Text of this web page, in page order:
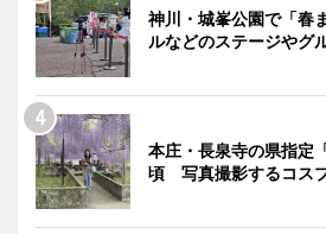
神川・城峯公園で「
ルなどのステージやグ
本庄・長泉寺の県指定
頃 写真撮影するコス